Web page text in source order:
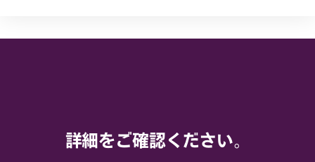
詳細をご確認ください。